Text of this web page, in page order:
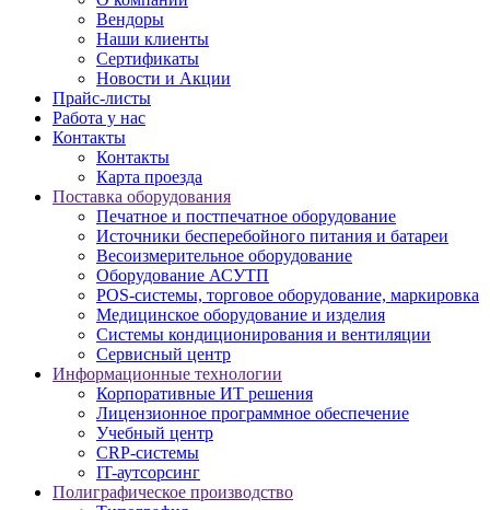
Вендоры
Наши клиенты
Сертификаты
Новости и Акции
Прайс-листы
Работа у нас
Контакты
Контакты
Карта проезда
Поставка оборудования
Печатное и постпечатное оборудование
Источники бесперебойного питания и батареи
Весоизмерительное оборудование
Оборудование АСУТП
POS-системы, торговое оборудование, маркировка
Медицинское оборудование и изделия
Системы кондиционирования и вентиляции
Сервисный центр
Информационные технологии
Корпоративные ИТ решения
Лицензионное программное обеспечение
Учебный центр
CRP-системы
IT-аутсорсинг
Полиграфическое производство